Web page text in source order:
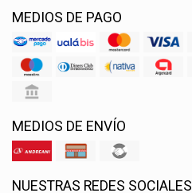
MEDIOS DE PAGO
MEDIOS DE ENVÍO
NUESTRAS REDES SOCIALES